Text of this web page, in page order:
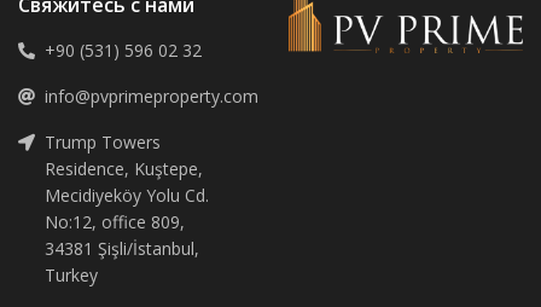
+90 (531) 596 02 32
info@pvprimeproperty.com
Trump Towers
Residence, Kuştepe,
Mecidiyeköy Yolu Cd.
No:12, office 809,
34381 Şişli/İstanbul,
Turkey